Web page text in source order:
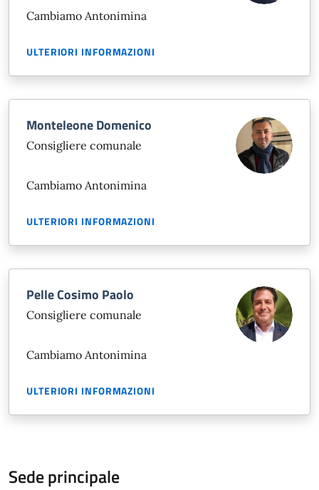
Cambiamo Antonimina
ULTERIORI INFORMAZIONI
Monteleone Domenico
Consigliere comunale
Cambiamo Antonimina
ULTERIORI INFORMAZIONI
Pelle Cosimo Paolo
Consigliere comunale
Cambiamo Antonimina
ULTERIORI INFORMAZIONI
Sede principale